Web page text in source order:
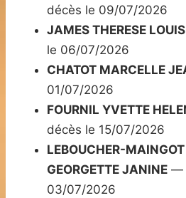
décès le 09/07/2026
JAMES THERESE
le 06/07/2026
CHATOT MARCELLE
01/07/2026
FOURNIL YVETTE
décès le 15/07/2026
LEBOUCHER-
GEORGETTE JANINE —
03/07/2026